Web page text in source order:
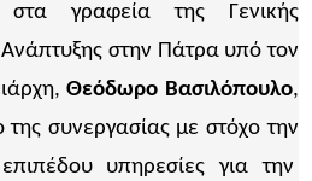
γραφεία της Γενικής
στην Πάτρα υπό τον
Θεόδωρο Βασιλόπουλο,
της συνεργασίας με στόχο την
υπηρεσίες για την